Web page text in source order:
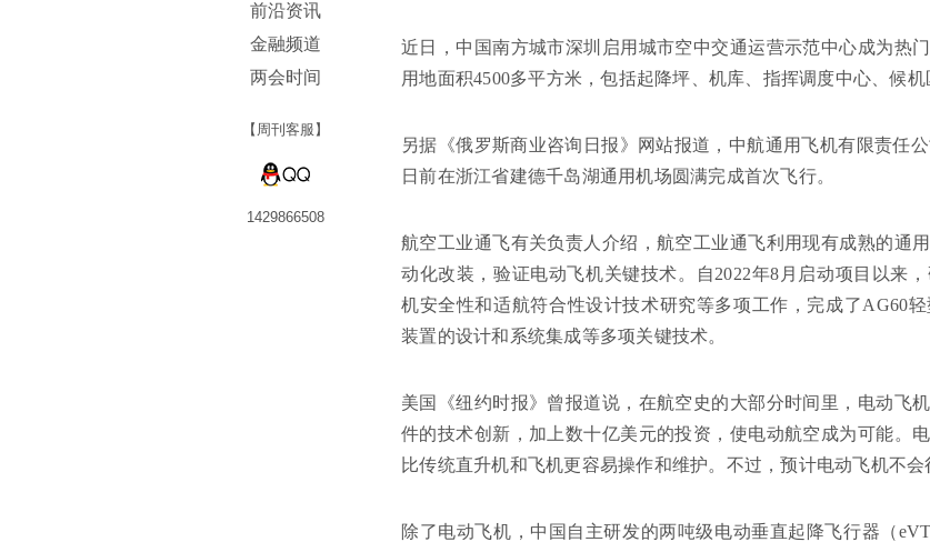
前沿资讯
金融频道
两会时间
【周刊客服】
1429866508
近日，中国南方城市深圳启用城市空中交通运营示范中心成为热
用地面积4500多平方米，包括起降坪、机库、指挥调度中心、候机
另据《俄罗斯商业咨询日报》网站报道，中航通用飞机有限责任
日前在浙江省建德千岛湖通用机场圆满完成首次飞行。
航空工业通飞有关负责人介绍，航空工业通飞利用现有成熟的通
动化改装，验证电动飞机关键技术。自2022年8月启动项目以来
机安全性和适航符合性设计技术研究等多项工作，完成了AG60
装置的设计和系统集成等多项关键技术。
美国《纽约时报》曾报道说，在航空史的大部分时间里，电动飞
件的技术创新，加上数十亿美元的投资，使电动航空成为可能。
比传统直升机和飞机更容易操作和维护。不过，预计电动飞机不会
除了电动飞机，中国自主研发的两吨级电动垂直起降飞行器（